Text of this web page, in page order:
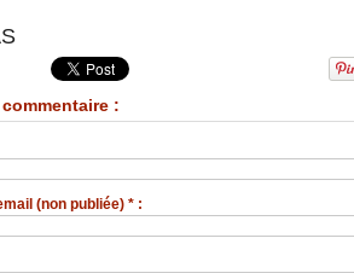
:
(non publiée) * :